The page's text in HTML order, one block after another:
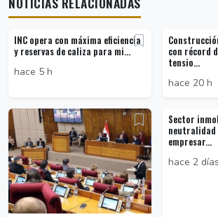
INC opera con máxima eficiencia
y reservas de caliza para mi...
hace 5 h
con récord
tensio...
hace 20 h
Sector
neutralidad
empresar...
hace 2 días